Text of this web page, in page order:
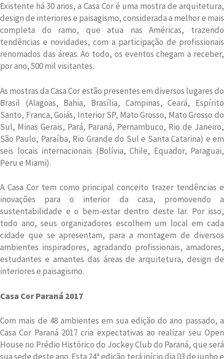
Existente há 30 anos, a Casa Cor é uma mostra de arquitetura,
design de interiores e paisagismo, considerada a melhor e mais
completa do ramo, que atua nas Américas, trazendo
tendências e novidades, com a participação de profissionais
renomados das áreas. Ao todo, os eventos chegam a receber,
por ano, 500 mil visitantes.
As mostras da Casa Cor estão presentes em diversos lugares do
Brasil (Alagoas, Bahia, Brasília, Campinas, Ceará, Espírito
Santo, Franca, Goiás, Interior SP, Mato Grosso, Mato Grosso do
Sul, Minas Gerais, Pará, Paraná, Pernambuco, Rio de Janeiro,
São Paulo, Paraíba, Rio Grande do Sul e Santa Catarina) e em
seis locais internacionais (Bolívia, Chile, Equador, Paraguai,
Peru e Miami).
A Casa Cor tem como principal conceito trazer tendências e
inovações para o interior da casa, promovendo a
sustentabilidade e o bem-estar dentro deste lar. Por isso,
todo ano, seus organizadores escolhem um local em cada
cidade que se apresentam, para a montagem de diversos
ambientes inspiradores, agradando profissionais, amadores,
estudantes e amantes das áreas de arquitetura, design de
interiores e paisagismo.
Casa Cor Paraná 2017
Com mais de 48 ambientes em sua edição do ano passado, a
Casa Cor Paraná 2017 cria expectativas ao realizar seu Open
House no Prédio Histórico do Jockey Club do Paraná, que será
sua sede deste ano. Esta 24ª edição terá início dia 03 de junho e